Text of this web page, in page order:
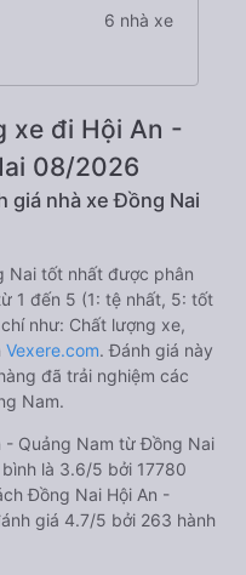
6 nhà xe
xe đi Hội An -
08/2026
giá nhà xe Đồng Nai
Nai tốt nhất được phân
1 đến 5 (1: tệ nhất, 5: tốt
như: Chất lượng xe,
Vexere.com. Đánh giá này
đã trải nghiệm các
Nam.
- Quảng Nam từ Đồng Nai
là 3.6/5 bởi 17780
Đồng Nai Hội An -
giá 4.7/5 bởi 263 hành